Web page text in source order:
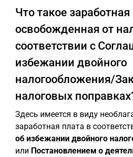
Что такое заработная
освобожденная от
соответствии с
избежании двойного
налогообложения/
налоговых
Здесь имеется в виду
заработная плата в
об избежании двойного
или Постановлением о